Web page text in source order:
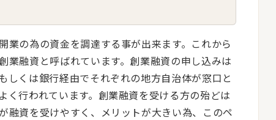
業の為の資金を調達する事が出来ます。これから
業融資と呼ばれています。創業融資の申し込みは
しくは銀行経由でそれぞれの地方自治体が窓口と
く行われています。創業融資を受ける方の殆どは
融資を受けやすく、メリットが大きい為、このペ